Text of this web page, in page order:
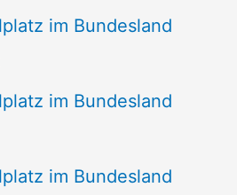
im Bundesland
im Bundesland
im Bundesland